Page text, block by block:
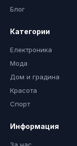
Блог
Категории
Електроника
Мода
Дом и градина
Красота
Спорт
Информация